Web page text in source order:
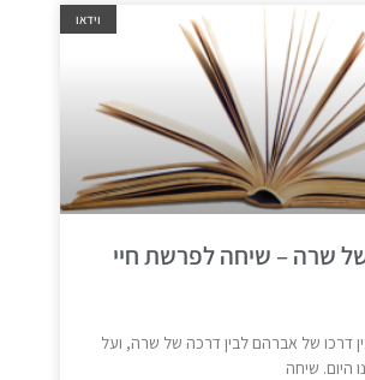
וידאו
שרה – שיחה לפרשת חיי
דרכו של אברהם לבין דרכה של שרה, ועל
היום. שיחה